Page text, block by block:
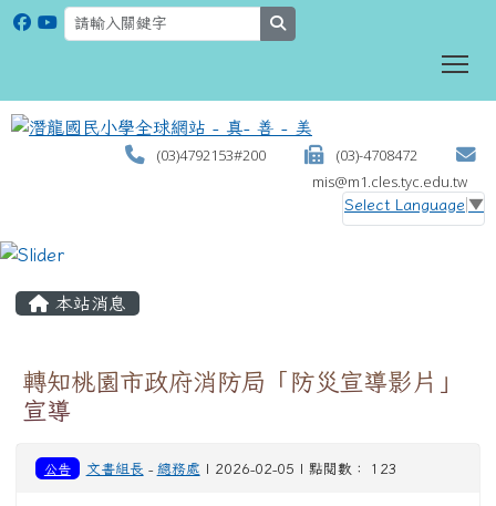
(03)4792153#200
(03)-4708472
mis@m1.cles.tyc.edu.tw
Select Language ▼
本站消息
轉知桃園市政府消防局「防災宣導影片」
宣導
公告 文書組長 - 總務處 | 2026-02-05 | 點閱數： 123